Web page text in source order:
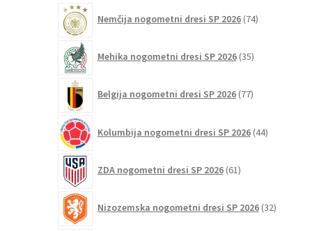
Nemčija nogometni dresi SP 2026 74izdelkov
Mehika nogometni dresi SP 2026 35izdelkov
Belgija nogometni dresi SP 2026 77izdelkov
Kolumbija nogometni dresi SP 2026 44izdelkov
ZDA nogometni dresi SP 2026 61izdelkov
Nizozemska nogometni dresi SP 2026 32izdelkov